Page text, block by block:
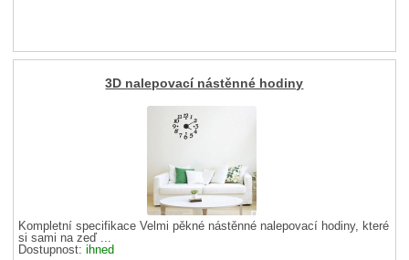
3D nalepovací nástěnné hodiny
Kompletní specifikace Velmi pěkné nástěnné nalepovací hodiny, které
si sami na zeď ...
Dostupnost:ihned